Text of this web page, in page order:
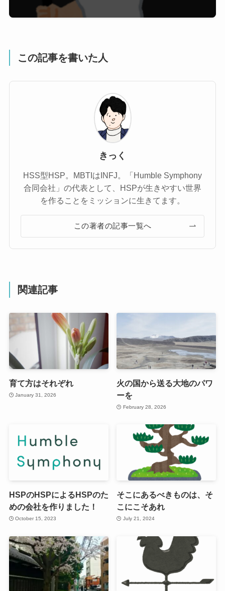
この記事を書いた人
きっく
HSS型HSP。MBTIはINFJ。「Humble Symphony
合同会社」の代表として、HSPが生きやすい世界
を作ることをミッションに生きてます。
この著者の記事一覧へ
関連記事
育て方はそれぞれ
January 31, 2026
火の国から送る大地のパワ
ーを
February 28, 2026
HSPのHSPによるHSPのた
めの会社を作りました！
October 15, 2023
そこにあるべきものは、そ
こにこそあれ
July 21, 2024